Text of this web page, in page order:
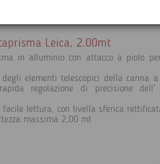
Leica, 2.00mt
in alluminio con attacco a piolo
degli elementi telescopici della canna
regolazione di precisione dell'
facile lettura, con livella sferica
massima 2,00 mt